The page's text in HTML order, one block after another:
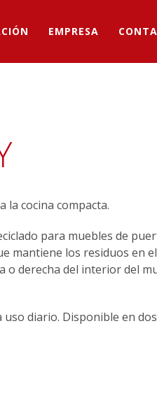
EMPRESA
la cocina compacta.
para muebles de
mantiene los residuos en
o derecha del interior del
diario. Disponible en